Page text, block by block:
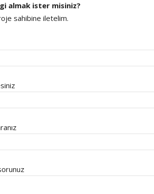
almak ister misiniz?
sahibine iletelim.